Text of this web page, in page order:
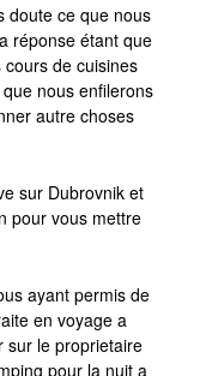
doute ce que nous
réponse étant que
de cuisines
nous enfilerons
autre choses
sur Dubrovnik et
pour vous mettre
ayant permis de
en voyage a
sur le proprietaire
pour la nuit a